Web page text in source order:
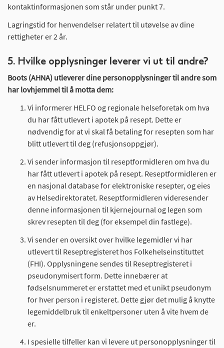
kontaktinformasjonen som står under punkt 7.
Lagringstid for henvendelser relatert til utøvelse av dine
rettigheter er 2 år.
5. Hvilke opplysninger leverer vi ut til andre?
Boots (AHNA) utleverer dine personopplysninger til andre som
har lovhjemmel til å motta dem:
Vi informerer HELFO og regionale helseforetak om hva
du har fått utlevert i apotek på resept. Dette er
nødvendig for at vi skal få betaling for resepten som har
blitt utlevert til deg (refusjonsoppgjør).
Vi sender informasjon til reseptformidleren om hva du
har fått utlevert i apotek på resept. Reseptformidleren er
en nasjonal database for elektroniske resepter, og eies
av Helsedirektoratet. Reseptformidleren videresender
denne informasjonen til kjernejournal og legen som
skrev resepten til deg (for eksempel din fastlege).
Vi sender en oversikt over hvilke legemidler vi har
utlevert til Reseptregisteret hos Folkehelseinstituttet
(FHI). Opplysningene sendes til Reseptregisteret i
pseudonymisert form. Dette innebærer at
fødselsnummeret er erstattet med et unikt pseudonym
for hver person i registeret. Dette gjør det mulig å knytte
legemiddelbruk til enkeltpersoner uten å vite hvem de
er.
I spesielle tilfeller kan vi levere ut personopplysninger til